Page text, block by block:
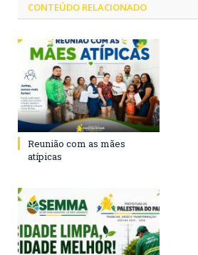
CONTEÚDO RELACIONADO
Reunião com as mães
atípicas